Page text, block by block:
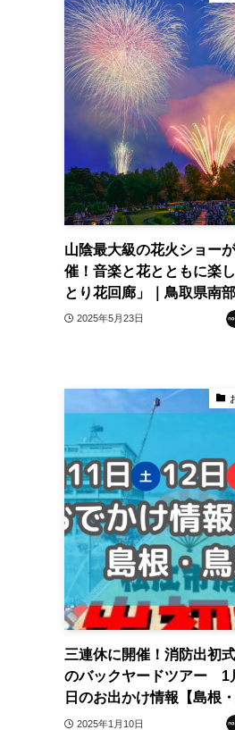
山陰最大級の花火ショー
催！音楽と花とともに楽
とり花回廊」｜鳥取県南
2025年5月23日
三連休に開催！消防出初
のバックヤードツアー 1
日のお出かけ情報【島根・
2025年1月10日